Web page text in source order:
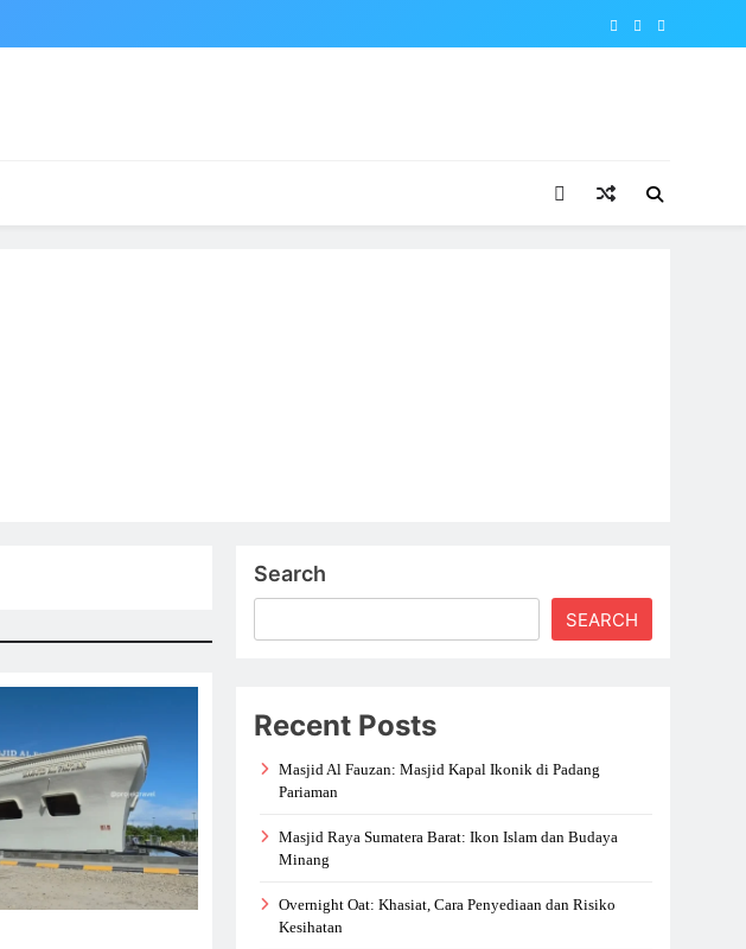
Search
SEARCH
Recent Posts
Masjid Al Fauzan: Masjid Kapal Ikonik di Padang
Pariaman
Masjid Raya Sumatera Barat: Ikon Islam dan Budaya
Minang
Overnight Oat: Khasiat, Cara Penyediaan dan Risiko
Kesihatan